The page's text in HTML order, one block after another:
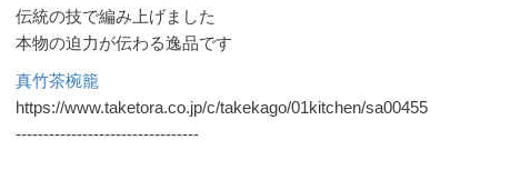
伝統の技で編み上げました
本物の迫力が伝わる逸品です
真竹茶椀籠
https://www.taketora.co.jp/c/takekago/01kitchen/sa00455
---------------------------------